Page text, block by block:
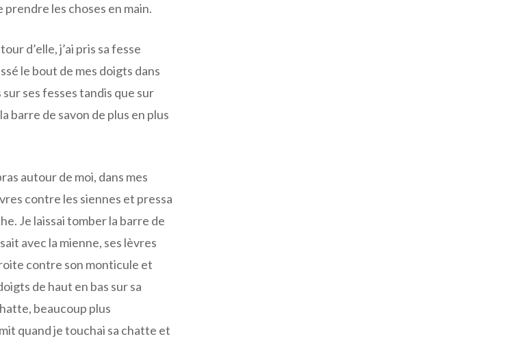
prendre les choses en main.
d’elle, j’ai pris sa fesse
le bout de mes doigts dans
ses fesses tandis que sur
barre de savon de plus en plus
autour de moi, dans mes
contre les siennes et pressa
Je laissai tomber la barre de
avec la mienne, ses lèvres
contre son monticule et
de haut en bas sur sa
beaucoup plus
quand je touchai sa chatte et